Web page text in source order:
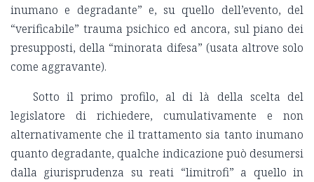
inumano e degradante” e, su quello dell’evento, del
“verificabile” trauma psichico ed ancora, sul piano dei
presupposti, della “minorata difesa” (usata altrove solo
come aggravante).
Sotto il primo profilo, al di là della scelta del
legislatore di richiedere, cumulativamente e non
alternativamente che il trattamento sia tanto inumano
quanto degradante, qualche indicazione può desumersi
dalla giurisprudenza su reati “limitrofi” a quello in